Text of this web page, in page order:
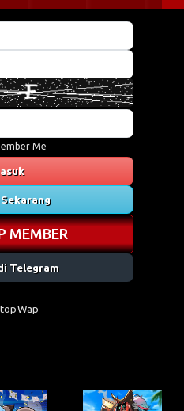
Me
MEMBER
Telegram
Wap